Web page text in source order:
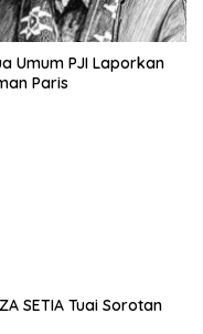
Umum PJI Laporkan
Paris
SETIA Tuai Sorotan